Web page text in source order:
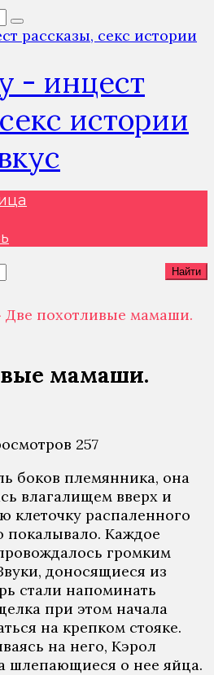
- инцест
истории
Найти
Две похотливые мамаши.
мамаши.
257
боков племянника, она
влагалищем вверх и
клеточку распаленного
покалывало. Каждое
громким
доносящиеся из
стали напоминать
при этом начала
на крепком стояке.
на него, Кэрол
шлепающиеся о нее яйца.